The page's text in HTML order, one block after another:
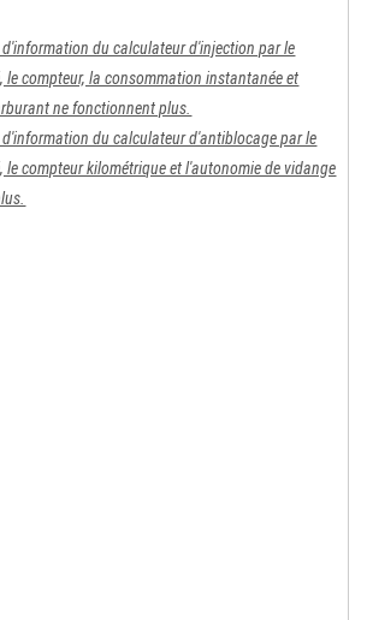
d'information du calculateur d'injection par le
le compteur, la consommation instantanée et
ne fonctionnent plus.
d'information du calculateur d'antiblocage par le
le compteur kilométrique et l'autonomie de vidange